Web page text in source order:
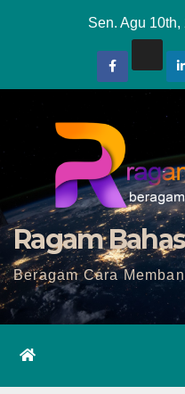
Sen. Agu 10th,
Ragam
Beragam Cara